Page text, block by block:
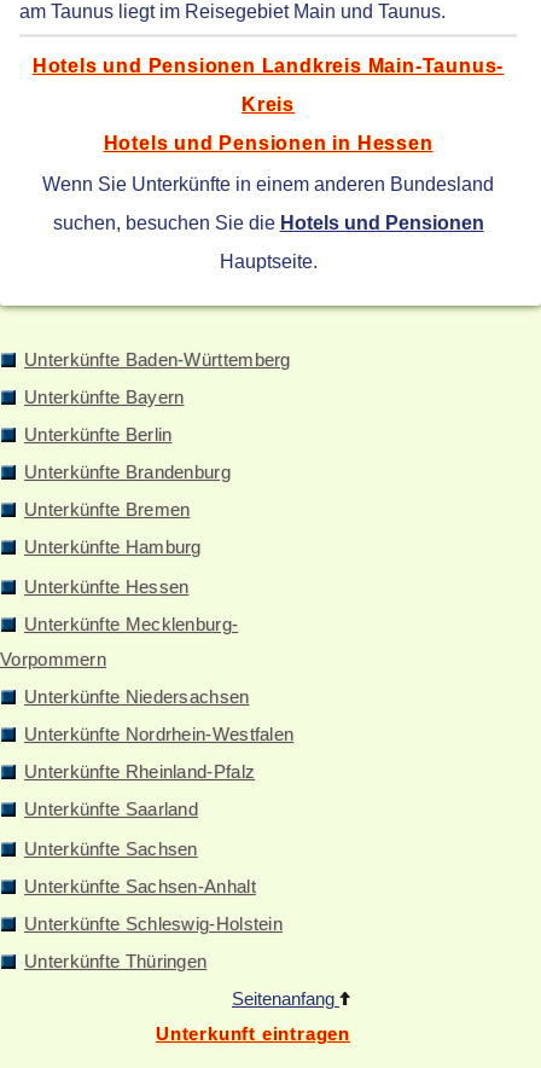
am Taunus liegt im Reisegebiet Main und Taunus.
Hotels und Pensionen Landkreis Main-Taunus-
Kreis
Hotels und Pensionen in Hessen
Wenn Sie Unterkünfte in einem anderen Bundesland
suchen, besuchen Sie die Hotels und Pensionen
Hauptseite.
Unterkünfte Baden-Württemberg
Unterkünfte Bayern
Unterkünfte Berlin
Unterkünfte Brandenburg
Unterkünfte Bremen
Unterkünfte Hamburg
Unterkünfte Hessen
Unterkünfte Mecklenburg-
Vorpommern
Unterkünfte Niedersachsen
Unterkünfte Nordrhein-Westfalen
Unterkünfte Rheinland-Pfalz
Unterkünfte Saarland
Unterkünfte Sachsen
Unterkünfte Sachsen-Anhalt
Unterkünfte Schleswig-Holstein
Unterkünfte Thüringen
Seitenanfang
Unterkunft eintragen